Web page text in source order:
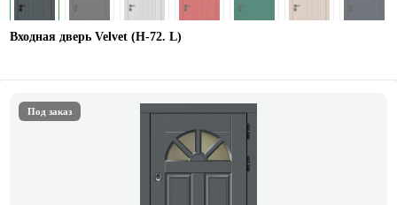
Входная дверь Velvet (Н-72. L)
Под заказ